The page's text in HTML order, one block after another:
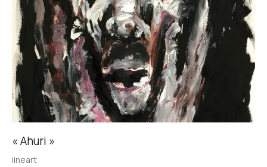
« Ahuri »
lineart